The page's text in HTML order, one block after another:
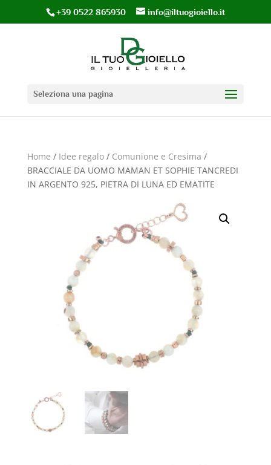
+39 0522 865930 info@iltuogioiello.it
Seleziona una pagina
Home / Idee regalo/ Comunione e Cresima /
BRACCIALE DA UOMO MAMAN ET SOPHIE TANCREDI
IN ARGENTO 925, PIETRA DI LUNA ED EMATITE